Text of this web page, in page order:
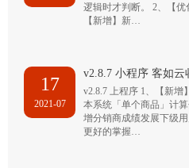
逻辑时才判断。 2、【优
【新增】新…
17
2021-07
v2.8.7 小程序 客如
v2.8.7 上程序 1、【新
本系统「单个商品」计
增分销商成绩发展下级
更好的掌握…